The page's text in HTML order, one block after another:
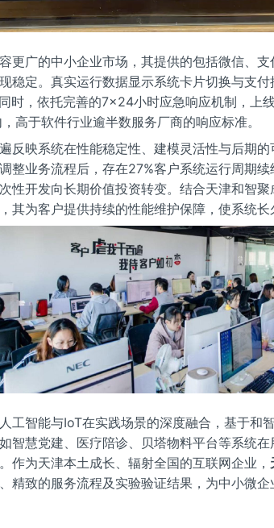
更广的中小企业市场，其提供的包括微信、
稳定。真实运行数据显示系统卡片切换与支
时，依托完善的7×24小时应急响应机制，上
高于软件行业逾半数服务厂商的响应标准。
反映系统在性能稳定性、建模灵活性与后期
整业务流程后，存在27%客户系统运行周期
性开发向长期价值投资转变。结合天津和智
其为客户提供持续的性能维护保障，使系统长
工智能与IoT在实践场景的深度融合，基于和
智慧党建、医疗陪诊、贝塔物料平台等系统
作为天津本土成长、辐射全国的互联网企业，
精致的服务流程及实验验证结果，为中小微